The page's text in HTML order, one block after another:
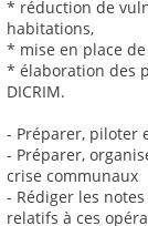
* réduction de
habitations,
* mise en place
* élaboration des
DICRIM.
- Préparer, piloter
- Préparer,
crise communaux
- Rédiger les
relatifs à ces